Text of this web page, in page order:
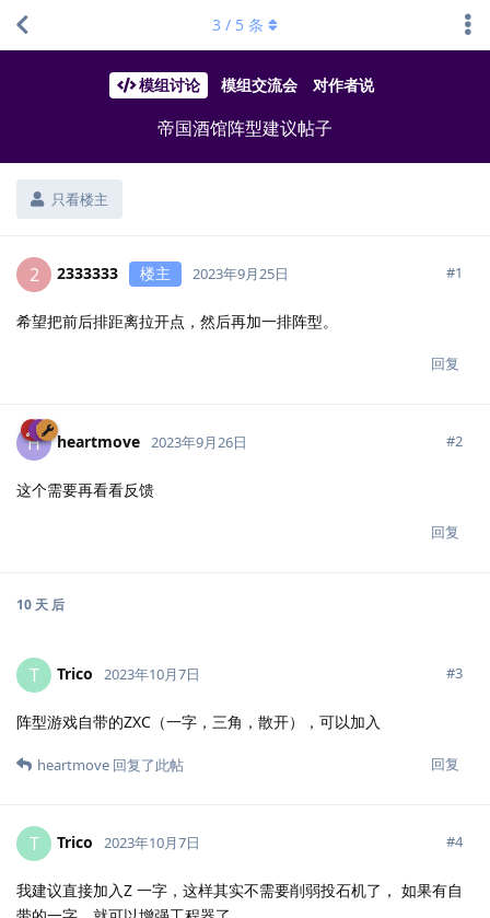
模组讨论 模组交流会 对作者说
帝国酒馆阵型建议帖子
只看楼主
3 / 5 条
2 2333333 楼主 2023年9月25日 #1
希望把前后排距离拉开点，然后再加一排阵型。
回复
H heartmove 2023年9月26日 #2
这个需要再看看反馈
回复
10 天 后
T Trico 2023年10月7日 #3
阵型游戏自带的ZXC（一字，三角，散开），可以加入
回复
heartmove 回复了此帖
T Trico 2023年10月7日 #4
我建议直接加入Z 一字，这样其实不需要削弱投石机了， 如果有自